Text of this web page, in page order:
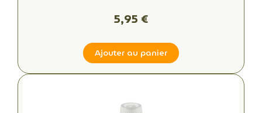
5,95 €
Ajouter au panier